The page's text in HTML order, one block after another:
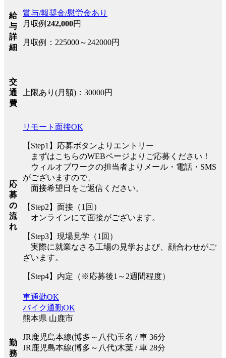
給
与
詳
細
賞与/報奨金/慰労金あり
月収例 242,000円
月収例：225000～242000円
交
通
費
上限あり(月額)：30000円
応
募
の
流
れ
リモート面接OK
【Step1】応募ボタンよりエントリー
まずはこちらのWEBページよりご応募ください！
ウィルオブワークの担当者よりメール・電話・SMS
がございますので、
面接希望日をご返信ください。
【Step2】面接（1回）
オンラインにて面接がございます。
【Step3】現場見学（1回）
実際に就業なさる工場の見学および、顔合わせがご
ざいます。
【Step4】内定（※応募後1～2週間程度）
勤
務
車通勤OK
バイク通勤OK
熊本県 山鹿市
JR鹿児島本線(博多～八代)玉名 / 車 36分
JR鹿児島本線(博多～八代)木葉 / 車 28分